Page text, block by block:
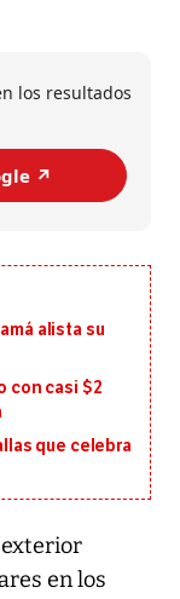
los resultados
↗️
alista su
con casi $2
que celebra
exterior
en los